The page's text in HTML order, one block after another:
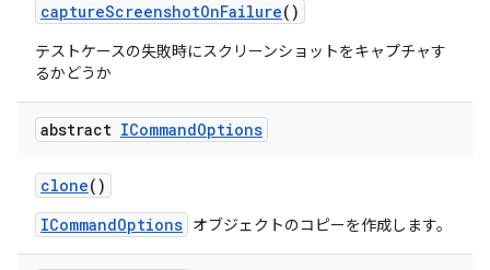
captureScreenshotOnFailure()
テストケースの失敗時にスクリーンショットをキャプチャす
るかどうか
abstract ICommandOptions
clone()
ICommandOptions オブジェクトのコピーを作成します。